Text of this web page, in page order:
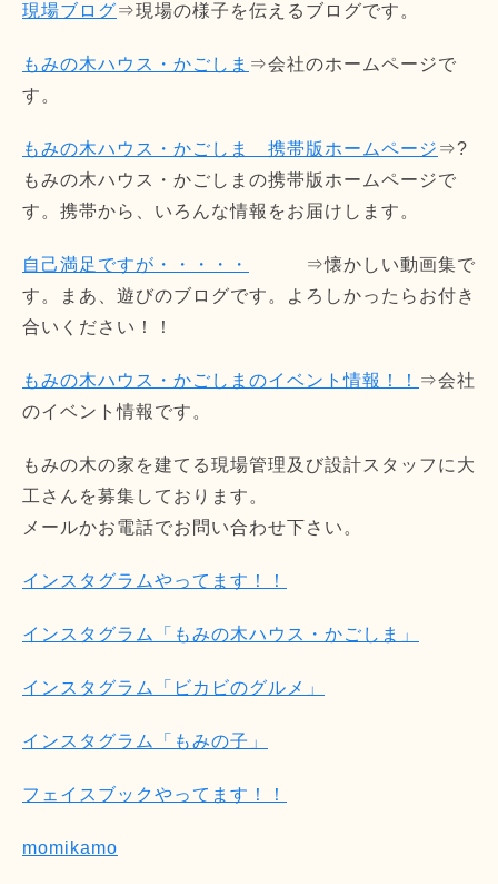
現場ブログ⇒現場の様子を伝えるブログです。
もみの木ハウス・かごしま ⇒会社のホームページで
す。
もみの木ハウス・かごしま 携帯版ホームページ ⇒?
もみの木ハウス・かごしまの携帯版ホームページで
す。携帯から、いろんな情報をお届けします。
自己満足ですが・・・・・
⇒懐かしい動画集で
す。まあ、遊びのブログです。よろしかったらお付き
合いください！！
もみの木ハウス・かごしまのイベント情報！！ ⇒会社
のイベント情報です。
もみの木の家を建てる現場管理及び設計スタッフに大
工さんを募集しております。
メールかお電話でお問い合わせ下さい。
インスタグラムやってます！！
インスタグラム「もみの木ハウス・かごしま」
インスタグラム「ビカビのグルメ」
インスタグラム「もみの子」
フェイスブックやってます！！
momikamo